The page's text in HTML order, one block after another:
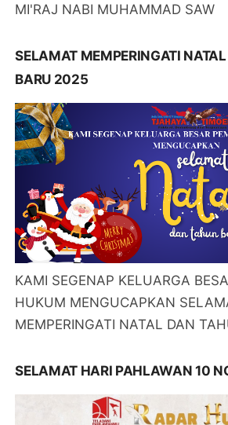
MI'RAJ NABI MUHAMMAD SAW
SELAMAT MEMPERINGATI
BARU 2025
KAMI SEGENAP KELUARGA
HUKUM MENGUCAPKAN
MEMPERINGATI NATAL DAN
SELAMAT HARI PAHLAWAN 10